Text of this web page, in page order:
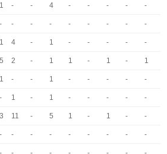
1 - - 4 - - - - -
- - - - - - - - -
1 4 - 1 - - - - -
5 2 - 1 1 - 1 - 1
1 - - 1 - - - - -
- 1 - 1 - - - - -
3 11 - 5 1 - 1 - -
- - - - - - - - -